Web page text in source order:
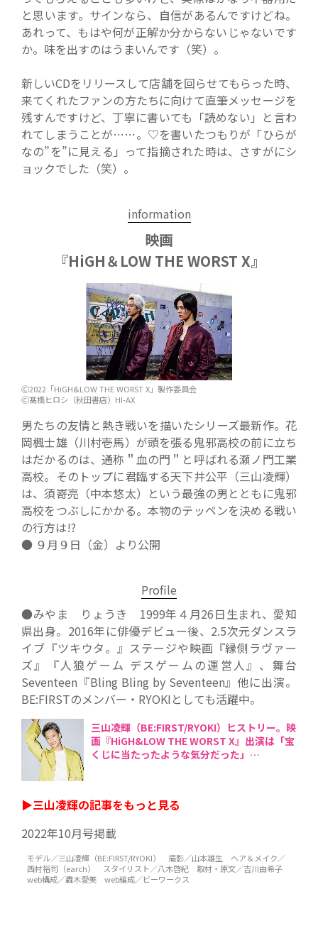
と思います。サインなら、自信があるんですけどね。
あれって、もはや何が正解か分からないじゃないです
か。味を出すのはうまいんです（笑）。
新しいCDをリリースして店舗を回らせてもらった時、
来てくれたファンの方たちに向けて直筆メッセージを
残すんですけど、丁寧に書いても「読めない」と言わ
れてしまうことが……。♡を書いたつもりが「ひらが
なの”を”に見える」って指摘された時は、さすがにシ
ョックでした（笑）。
information
映画
『HiGH＆LOW THE WORST X』
Ⓒ2022「HiGH&LOW THE WORST X」製作委員会
Ⓒ髙橋ヒロシ（秋田書店）HI-AX
男たちの友情と熱き戦いを描いたシリーズ最新作。花
岡楓士雄（川村壱馬）が頭を張る鬼邪高校の前に立ち
はだかるのは、通称＂血の門＂と呼ばれる瀬ノ門工業
高校。そのトップに君臨する天下井公平（三山凌輝）
は、須嵜亮（中本悠太）という最強の男とともに鬼邪
高校をつぶしにかかる。本物のテッペンを決める戦い
の行方は!?
● ９月９日（金）より公開
Profile
●みやま りょうき 1999年４月26日生まれ、愛知
県出身。2016年に俳優デビュー後、2.5次元ダンスラ
イブ『ツキウタ。』ステージや映画『縁側ラヴァー
ズ』『人狼ゲーム デスゲームの運営人』、舞台
Seventeen『Bling Bling by Seventeen』他に出演。
BE:FIRSTのメンバー・RYOKIとしても活躍中。
三山凌輝（BE:FIRST/RYOKI）ヒストリー。映
画『HiGH&LOW THE WORST X』出演は「宝
くじに当たったような気分だった」
▶三山凌輝の記事をもっと見る
2022年10月号掲載
モデル／三山凌輝（BE:FIRST/RYOKI） 撮影／山本雄生 ヘア＆メイク／
西村裕司（earch） スタイリスト／八木啓紀 取材・原文／吉川由希子
web構成／轟木愛美 web編成／ビーワークス